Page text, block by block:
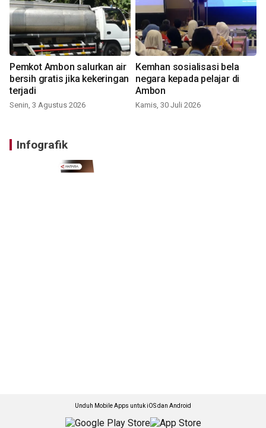
Pemkot Ambon salurkan air
bersih gratis jika kekeringan
terjadi
Senin, 3 Agustus 2026
Kemhan sosialisasi bela
negara kepada pelajar di
Ambon
Kamis, 30 Juli 2026
Infografik
Unduh Mobile Apps untuk iOS dan Android